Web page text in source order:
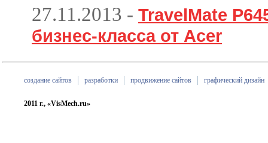
27.11.2013 - TravelMate
бизнес-класса от Acer
создание сайтов разработки продвижение сайтов графический дизайн
2011 г., «VisMech.ru»